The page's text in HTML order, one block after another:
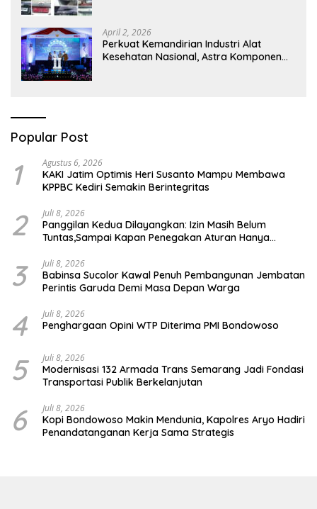
April 2, 2026
Perkuat Kemandirian Industri Alat
Kesehatan Nasional, Astra Komponen
Popular Post
1 Agustus 6, 2026
KAKI Jatim Optimis Heri Susanto Mampu Membawa
KPPBC Kediri Semakin Berintegritas
2 Juli 8, 2026
Panggilan Kedua Dilayangkan: Izin Masih Belum
Tuntas,Sampai Kapan Penegakan Aturan Hanya
3 Juli 8, 2026
Babinsa Sucolor Kawal Penuh Pembangunan Jembatan
Perintis Garuda Demi Masa Depan Warga
4 Juli 8, 2026
Penghargaan Opini WTP Diterima PMI Bondowoso
5 Juli 8, 2026
Modernisasi 132 Armada Trans Semarang Jadi Fondasi
Transportasi Publik Berkelanjutan
6 Juli 8, 2026
Kopi Bondowoso Makin Mendunia, Kapolres Aryo Hadiri
Penandatanganan Kerja Sama Strategis